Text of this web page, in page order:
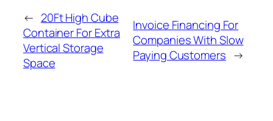
← 20Ft High Cube
Container For Extra
Vertical Storage
Space
Invoice Financing For
Companies With Slow
Paying Customers →